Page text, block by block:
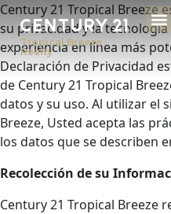
Tropical Breeze
Realty
Century 21 Tropical Breeze
su privacidad y la
experiencia en línea más
Declaración de Privacidad
de Century 21 Tropical
datos y su uso. Al utilizar el
Breeze, Usted acepta las
los datos que se describen
Recolección de su
Century 21 Tropical Breeze